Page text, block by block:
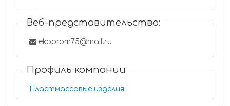
Веб-представительство:
ekoprom75@mail.ru
Профиль компании
Пластмассовые изделия